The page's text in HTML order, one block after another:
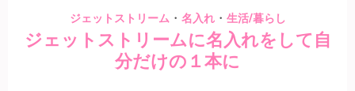
ジェットストリーム・ 名入れ・ 生活/暮らし
ジェットストリームに名入れをして自
分だけの１本に